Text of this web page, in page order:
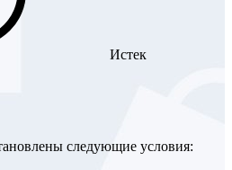
Истек
следующие условия: